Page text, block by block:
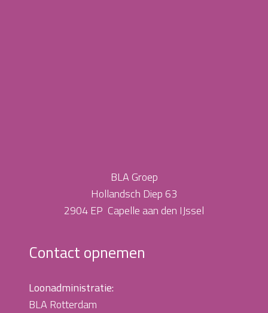
BLA Groep
Hollandsch Diep 63
2904 EP Capelle aan den IJssel
Contact opnemen
Loonadministratie:
BLA Rotterdam